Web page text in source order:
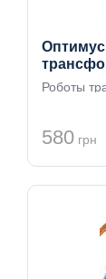
Роботы
580 грн